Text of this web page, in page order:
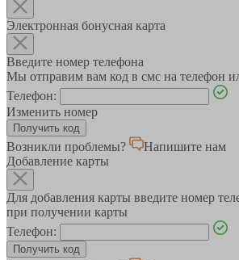
Электронная бонусная карта
Введите номер телефона
Мы отправим вам код в смс на телефон
Телефон:
Изменить номер
Возникли проблемы?
Напишите нам
Добавление карты
Для добавления карты введите номер
при получении карты
Телефон: